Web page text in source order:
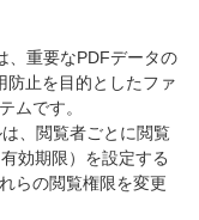
、重要なPDFデータの
防止を目的としたファ
ムです。
、閲覧者ごとに閲覧
効期限）を設定する
らの閲覧権限を変更